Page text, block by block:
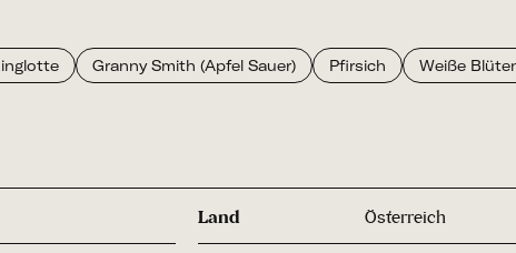
Granny Smith (Apfel Sauer) Pfirsich Weiße
Land Österreich